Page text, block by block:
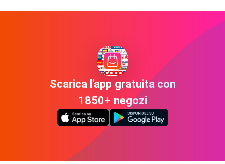
Scarica l'app gratuita con
1850+ negozi